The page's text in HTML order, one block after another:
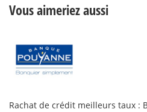
Vous aimeriez aussi
Rachat de crédit meilleurs taux :